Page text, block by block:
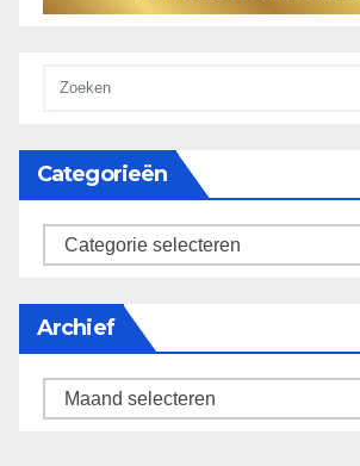
Categorieën
categorieën
Archief
Archief